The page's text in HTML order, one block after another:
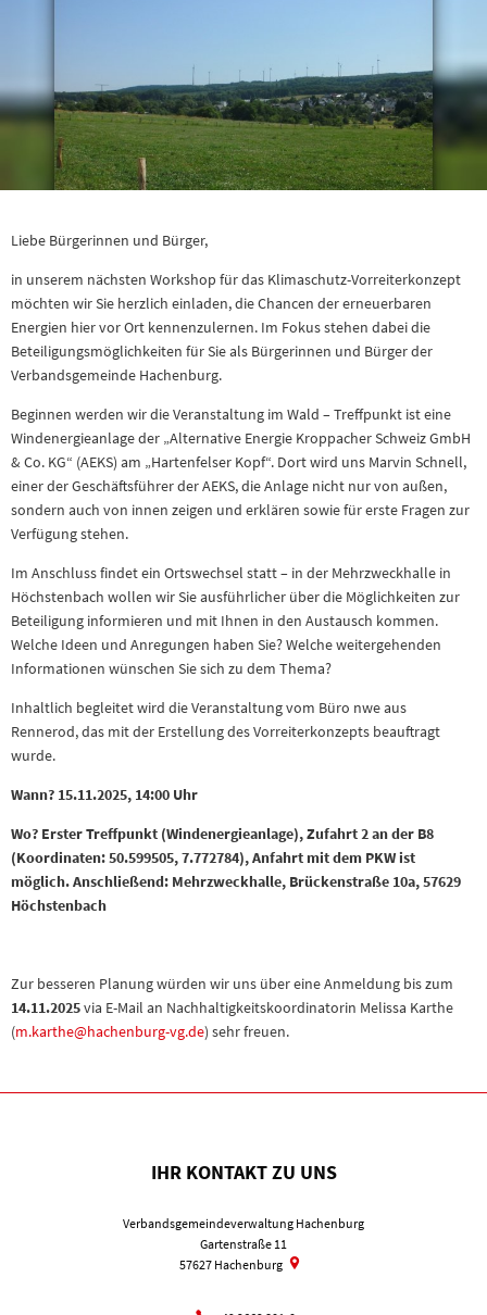
Liebe Bürgerinnen und Bürger,
in unserem nächsten Workshop für das Klimaschutz-Vorreiterkonzept
möchten wir Sie herzlich einladen, die Chancen der erneuerbaren
Energien hier vor Ort kennenzulernen. Im Fokus stehen dabei die
Beteiligungsmöglichkeiten für Sie als Bürgerinnen und Bürger der
Verbandsgemeinde Hachenburg.
Beginnen werden wir die Veranstaltung im Wald – Treffpunkt ist eine
Windenergieanlage der „Alternative Energie Kroppacher Schweiz GmbH
& Co. KG“ (AEKS) am „Hartenfelser Kopf“. Dort wird uns Marvin Schnell,
einer der Geschäftsführer der AEKS, die Anlage nicht nur von außen,
sondern auch von innen zeigen und erklären sowie für erste Fragen zur
Verfügung stehen.
Im Anschluss findet ein Ortswechsel statt – in der Mehrzweckhalle in
Höchstenbach wollen wir Sie ausführlicher über die Möglichkeiten zur
Beteiligung informieren und mit Ihnen in den Austausch kommen.
Welche Ideen und Anregungen haben Sie? Welche weitergehenden
Informationen wünschen Sie sich zu dem Thema?
Inhaltlich begleitet wird die Veranstaltung vom Büro nwe aus
Rennerod, das mit der Erstellung des Vorreiterkonzepts beauftragt
wurde.
Wann? 15.11.2025, 14:00 Uhr
Wo? Erster Treffpunkt (Windenergieanlage), Zufahrt 2 an der B8
(Koordinaten: 50.599505, 7.772784), Anfahrt mit dem PKW ist
möglich. Anschließend: Mehrzweckhalle, Brückenstraße 10a, 57629
Höchstenbach
Zur besseren Planung würden wir uns über eine Anmeldung bis zum
14.11.2025via E-Mail an Nachhaltigkeitskoordinatorin Melissa Karthe
(m.karthe@hachenburg-vg.de) sehr freuen.
IHR KONTAKT ZU UNS
Verbandsgemeindeverwaltung Hachenburg
Gartenstraße 11
57627 Hachenburg